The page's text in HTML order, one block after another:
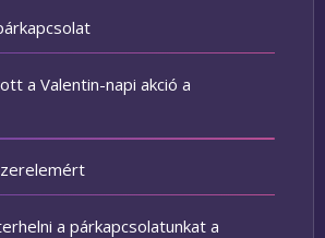
a Valentin-napi akció a
a párkapcsolatunkat a